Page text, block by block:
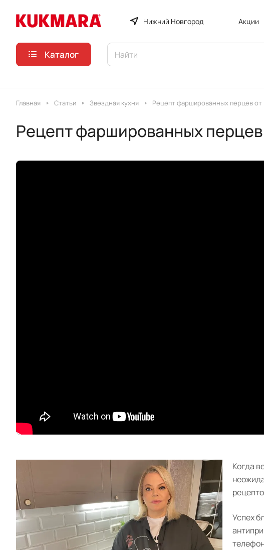
Нижний Новгород Акции
Каталог
Главная Статьи Звездная кухня Рецепт фаршированных перцев от
Рецепт фаршированных
Когда
Успех